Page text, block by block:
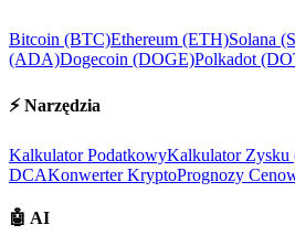
Bitcoin (BTC)Ethereum (ETH)Solana
(ADA)Dogecoin (DOGE)Polkadot
⚡ Narzędzia
Kalkulator PodatkowyKalkulator Zysku
DCAKonwerter KryptoPrognozy
🤖 AI